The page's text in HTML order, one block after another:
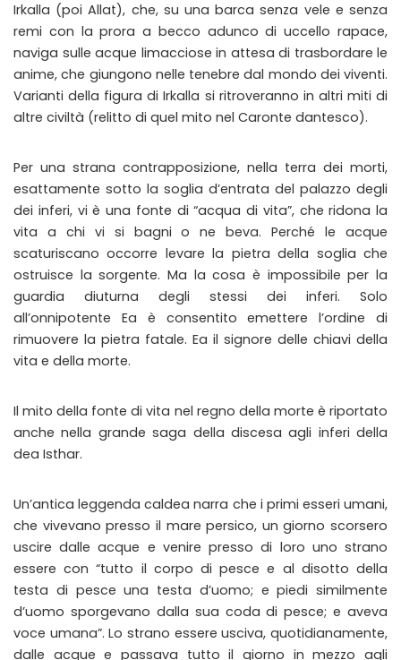
Irkalla (poi Allat), che, su una barca senza vele e senza
remi con la prora a becco adunco di uccello rapace,
naviga sulle acque limacciose in attesa di trasbordare le
anime, che giungono nelle tenebre dal mondo dei viventi.
Varianti della figura di Irkalla si ritroveranno in altri miti di
altre civiltà (relitto di quel mito nel Caronte dantesco).
Per una strana contrapposizione, nella terra dei morti,
esattamente sotto la soglia d’entrata del palazzo degli
dei inferi, vi è una fonte di “acqua di vita”, che ridona la
vita a chi vi si bagni o ne beva. Perché le acque
scaturiscano occorre levare la pietra della soglia che
ostruisce la sorgente. Ma la cosa è impossibile per la
guardia diuturna degli stessi dei inferi. Solo
all’onnipotente Ea è consentito emettere l’ordine di
rimuovere la pietra fatale. Ea il signore delle chiavi della
vita e della morte.
Il mito della fonte di vita nel regno della morte è riportato
anche nella grande saga della discesa agli inferi della
dea Isthar.
Un’antica leggenda caldea narra che i primi esseri umani,
che vivevano presso il mare persico, un giorno scorsero
uscire dalle acque e venire presso di loro uno strano
essere con “tutto il corpo di pesce e al disotto della
testa di pesce una testa d’uomo; e piedi similmente
d’uomo sporgevano dalla sua coda di pesce; e aveva
voce umana”. Lo strano essere usciva, quotidianamente,
dalle acque e passava tutto il giorno in mezzo agli